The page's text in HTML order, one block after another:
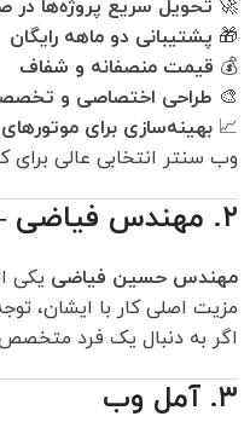
🚀 تحویل سریع پروژه‌ها در
🎁 پشتیبانی دو ماهه رایگان
💰 قیمت منصفانه و شفاف
🎨 طراحی اختصاصی و
📈 بهینه‌سازی برای
وب سنتر انتخابی عالی
۲. مهندس فیاضی – طراح سایت و متخصص سئو در آمل مازندران
مهندس حسین فیاضی یکی
مزیت اصلی کار با ایشان،
اگر به دنبال یک فرد متخصص
۳. آمل وب